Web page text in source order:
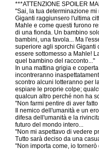
***ATTENZIONE SPOILER
"Sai, la tua determinazione
Giganti raggiunsero l'ultima
Mahle e come questi furono
di una fionda. Un bambino
bambini, una favola... Ma
superiore agli sporchi Giganti
essere sottomesso a Mahle!
quel bambino del racconto..."
In una mattina grigia e
incontreranno
scontro alcuni lotteranno per
espiare le proprie colpe;
qualcun altro perché non ha
"Non farmi pentire di aver
Il nemico dell'umanità e un
difesa dell'umanità e la
futuro del mondo intero...
"Non mi aspettavo di vedere
Tutto sarà deciso da una
"Non importa come, io tornerò